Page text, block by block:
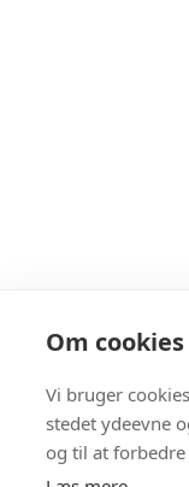
Om
Vi bruger
stedet ydeevne
og til at